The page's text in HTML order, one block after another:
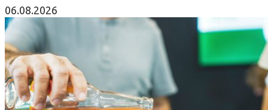
06.08.2026